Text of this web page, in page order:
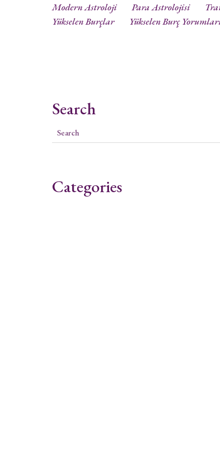
Modern Astroloji
Para Astrolojisi
Yükselen Burçlar
Yükselen Burç
Search
Categories